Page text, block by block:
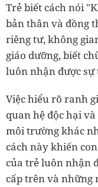
Trẻ biết cách nói
bản thân và đồng
riêng tư, không
giáo dưỡng, biết
luôn nhận được
Việc hiểu rõ ranh
quan hệ độc hại
môi trường khác
cách này khiến
của trẻ luôn nhận
cấp trên và những